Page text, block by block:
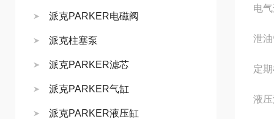
派克PARKER电磁阀
派克柱塞泵
派克PARKER滤芯
派克PARKER气缸
派克PARKER液压缸
电
泄
定
液